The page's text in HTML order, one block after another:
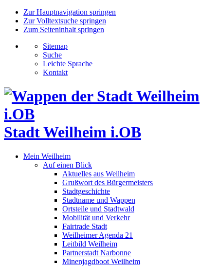
Zur Hauptnavigation springen
Zur Volltextsuche springen
Zum Seiteninhalt springen
Sitemap
Suche
Leichte Sprache
Kontakt
Stadt Weilheim i.OB
Mein Weilheim
Auf einen Blick
Aktuelles aus Weilheim
Grußwort des Bürgermeisters
Stadtgeschichte
Stadtname und Wappen
Ortsteile und Stadtwald
Mobilität und Verkehr
Fairtrade Stadt
Weilheimer Agenda 21
Leitbild Weilheim
Partnerstadt Narbonne
Minenjagdboot Weilheim